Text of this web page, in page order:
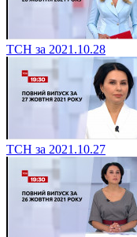
ТСН за 2021.10.28
ТСН за 2021.10.27